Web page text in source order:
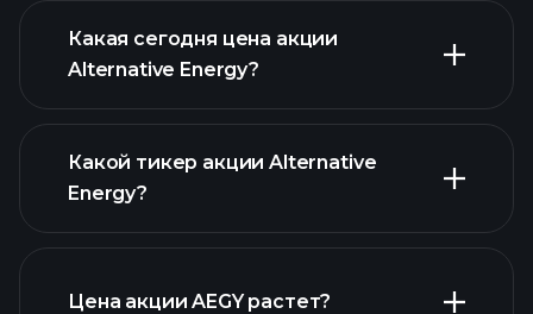
Какая сегодня цена акции
Alternative Energy?
Какой тикер акции Alternative
Energy?
Цена акции AEGY растет?